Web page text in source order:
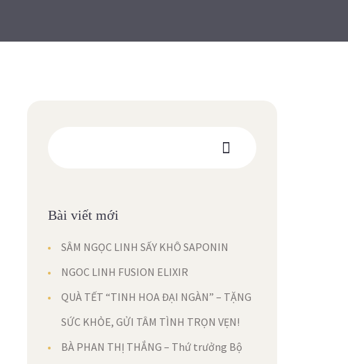
Bài viết mới
SÂM NGỌC LINH SẤY KHÔ SAPONIN
NGOC LINH FUSION ELIXIR
QUÀ TẾT “TINH HOA ĐẠI NGÀN” – TẶNG
SỨC KHỎE, GỬI TÂM TÌNH TRỌN VẸN!
BÀ PHAN THỊ THẮNG – Thứ trưởng Bộ